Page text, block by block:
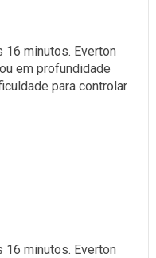
16 minutos. Everton
em profundidade
para controlar
16 minutos. Everton